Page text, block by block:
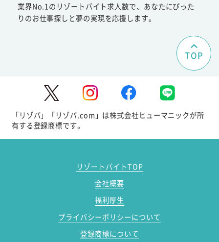
業界No.1のリゾートバイト求人数で、あなたにぴった
りのお仕事探しと夢の実現を応援します。
TOP
「リゾバ」「リゾバ.com」は株式会社ヒューマニックが所
有する登録商標です。
リゾートバイトTOP
会社概要
福利厚生
プライバシーポリシーについて
登録商標について